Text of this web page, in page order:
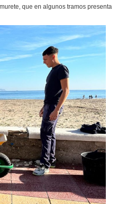
que en algunos tramos presenta